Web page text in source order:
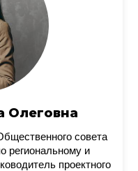
Олеговна
совета
региональному и
проектного